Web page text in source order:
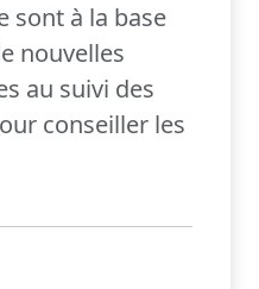
sont à la base
nouvelles
au suivi des
conseiller les